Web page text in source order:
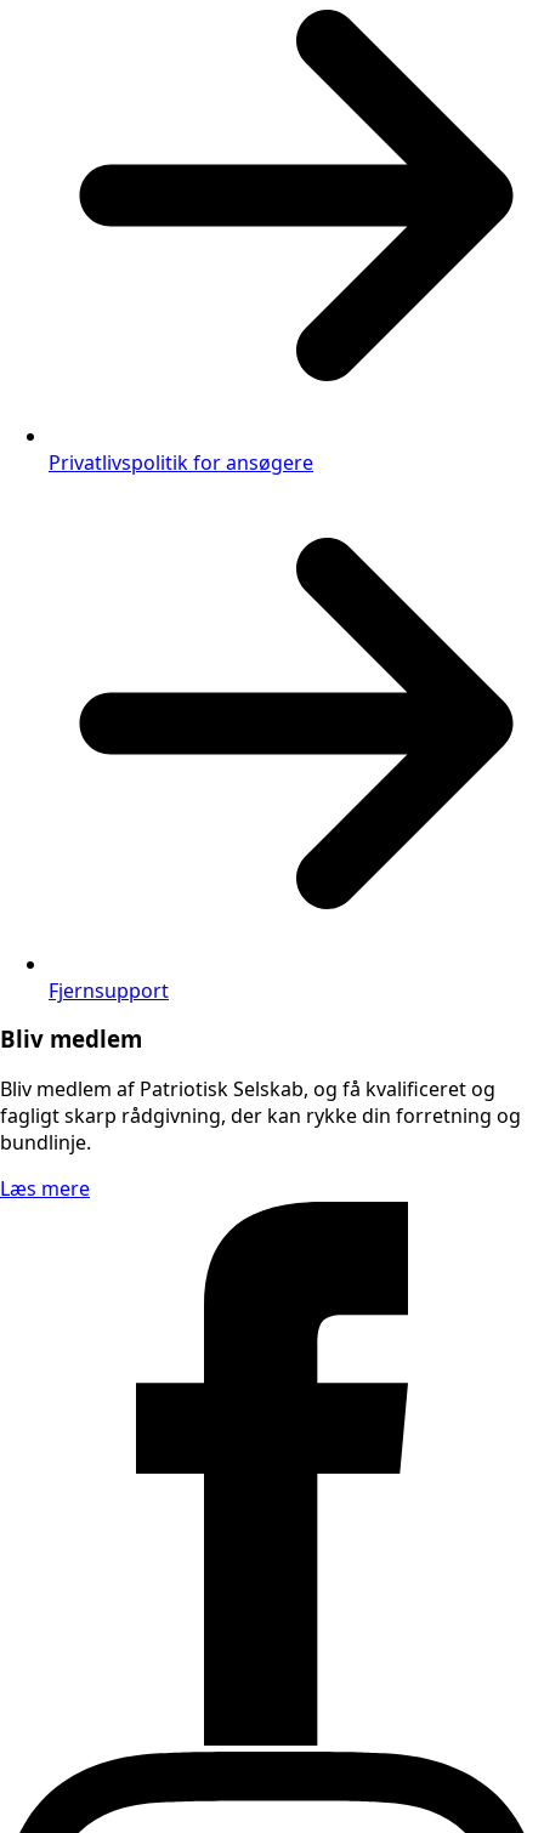
Privatlivspolitik for ansøgere
Fjernsupport
Bliv medlem
Bliv medlem af Patriotisk Selskab, og få kvalificeret og
fagligt skarp rådgivning, der kan rykke din forretning og
bundlinje.
Læs mere